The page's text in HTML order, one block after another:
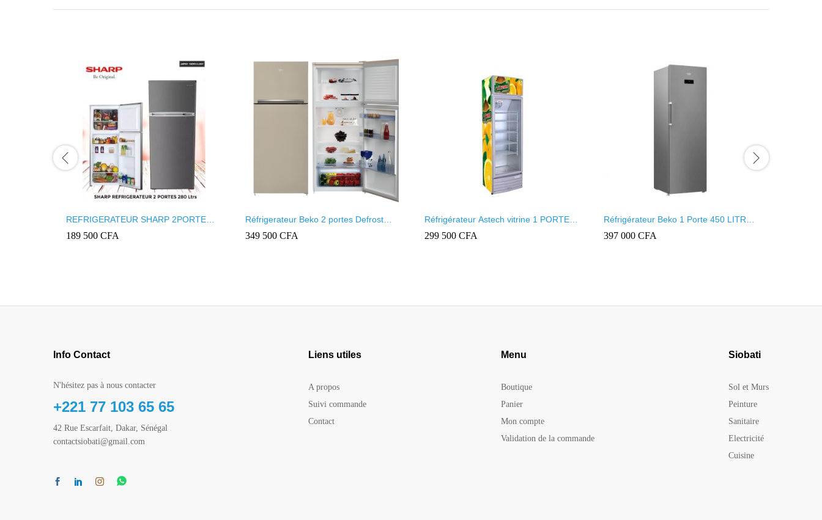
REFRIGERATEUR SHARP 2PORTES
GRIS SJ-DC280
189 500 CFA
Réfrigerateur Beko 2 portes Defrost
beige RDSE450K20B
349 500 CFA
Réfrigérateur Astech vitrine 1 PORTE
FV-384-AC
299 500 CFA
Réfrigérateur Beko 1 Porte 450 LITRES
Nofrost Prenium inox RSNE450XP
397 000 CFA
Info Contact
N'hésitez pas à nous contacter
+221 77 103 65 65
42 Rue Escarfait, Dakar, Sénégal
contactsiobati@gmail.com
Liens utiles
A propos
Suivi commande
Contact
Menu
Boutique
Panier
Mon compte
Validation de la commande
Siobati
Sol et Murs
Peinture
Sanitaire
Electricité
Cuisine